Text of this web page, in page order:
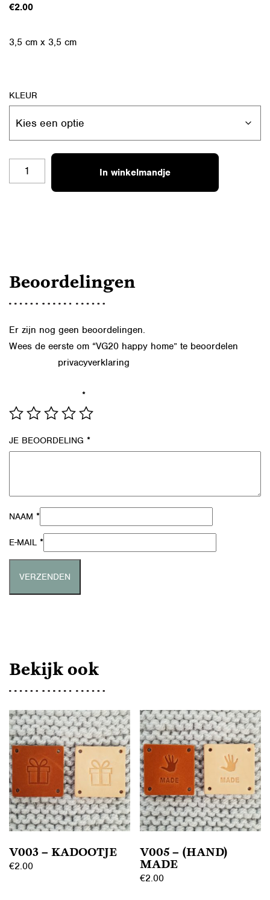
€2.00
3,5 cm x 3,5 cm
KLEUR
VG20
HAPPY
In winkelmandje
Beoordelingen
Er zijn nog geen beoordelingen.
Wees de eerste om “VG20 happy home” te beoordelen
privacyverklaring
*
JE BEOORDELING *
NAAM *
E-MAIL *
Bekijk ook
V003 – KADOOTJE
€2.00
V005 – (HAND)
MADE
€2.00